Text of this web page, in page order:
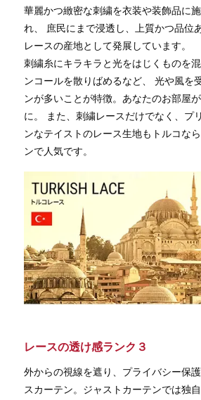
華麗かつ緻密な刺繍を衣装や装飾品に
れ、 庶民にまで浸透し、上質かつ品位
レースの産地として発展しています。
刺繍糸にキラキラと光をはじくものを
ンコールを散りばめるなど、 光や風を
ンが多いことが特徴。あなたのお部屋
に。 また、刺繍レースだけでなく、プ
ンなテイストのレース生地もトルコな
ンで人気です。
レースの透け感ランク３
外からの視線を遮り、プライバシー保
スカーテン。ジャストカーテンでは独